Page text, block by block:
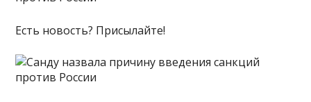
Есть новость? Присылайте!